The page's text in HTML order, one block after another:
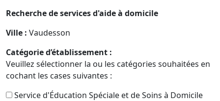
Recherche de services d'aide à domicile
Ville : Vaudesson
Catégorie d’établissement :
Veuillez sélectionner la ou les catégories souhaitées en
cochant les cases suivantes :
Service d'Éducation Spéciale et de Soins à Domicile